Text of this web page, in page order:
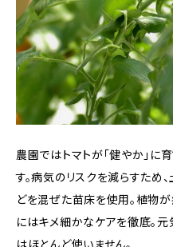
農園ではトマトが「健やか」に
す。病気のリスクを減らすため
どを混ぜた苗床を使用。植物
にはキメ細かなケアを徹底。